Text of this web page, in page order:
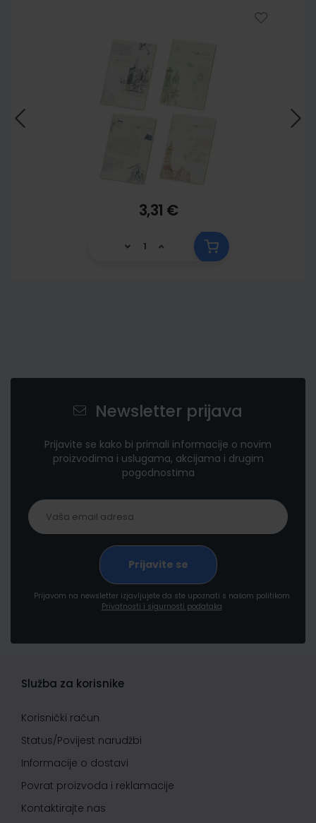
3,31 €
Newsletter prijava
Prijavite se kako bi primali informacije o novim
proizvodima i uslugama, akcijama i drugim
pogodnostima
Prijavom na newsletter izjavljujete da ste upoznati s našom politikom
Privatnosti i sigurnosti podataka
Služba za korisnike
Korisnički račun
Status/Povijest narudžbi
Informacije o dostavi
Povrat proizvoda i reklamacije
Kontaktirajte nas